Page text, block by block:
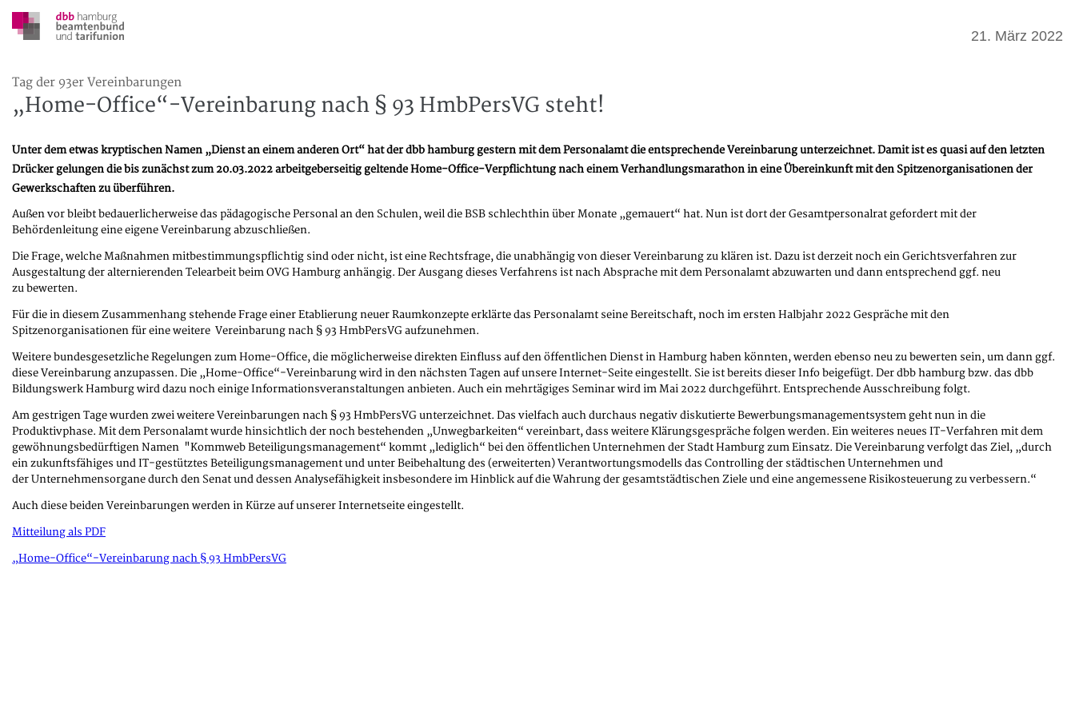
Tag der 93er Vereinbarungen
„Home-Office“-Vereinbarung nach § 93 HmbPersVG steht!
21. März 2022
Unter dem etwas kryptischen Namen „Dienst an einem anderen Ort“ hat der dbb hamburg gestern mit dem Personalamt die entsprechende Vereinbarung unterzeichnet. Damit ist es quasi auf den letzten
Drücker gelungen die bis zunächst zum 20.03.2022 arbeitgeberseitig geltende Home-Office-Verpflichtung nach einem Verhandlungsmarathon in eine Übereinkunft mit den Spitzenorganisationen der
Gewerkschaften zu überführen.
Außen vor bleibt bedauerlicherweise das pädagogische Personal an den Schulen, weil die BSB schlechthin über Monate „gemauert“ hat. Nun ist dort der Gesamtpersonalrat gefordert mit der
Behördenleitung eine eigene Vereinbarung abzuschließen.
Die Frage, welche Maßnahmen mitbestimmungspflichtig sind oder nicht, ist eine Rechtsfrage, die unabhängig von dieser Vereinbarung zu klären ist. Dazu ist derzeit noch ein Gerichtsverfahren zur
Ausgestaltung der alternierenden Telearbeit beim OVG Hamburg anhängig. Der Ausgang dieses Verfahrens ist nach Absprache mit dem Personalamt abzuwarten und dann entsprechend ggf. neu
zu bewerten.
Für die in diesem Zusammenhang stehende Frage einer Etablierung neuer Raumkonzepte erklärte das Personalamt seine Bereitschaft, noch im ersten Halbjahr 2022 Gespräche mit den
Spitzenorganisationen für eine weitere Vereinbarung nach § 93 HmbPersVG aufzunehmen.
Weitere bundesgesetzliche Regelungen zum Home-Office, die möglicherweise direkten Einfluss auf den öffentlichen Dienst in Hamburg haben könnten, werden ebenso neu zu bewerten sein, um dann ggf.
diese Vereinbarung anzupassen. Die „Home-Office“-Vereinbarung wird in den nächsten Tagen auf unsere Internet-Seite eingestellt. Sie ist bereits dieser Info beigefügt. Der dbb hamburg bzw. das dbb
Bildungswerk Hamburg wird dazu noch einige Informationsveranstaltungen anbieten. Auch ein mehrtägiges Seminar wird im Mai 2022 durchgeführt. Entsprechende Ausschreibung folgt.
Am gestrigen Tage wurden zwei weitere Vereinbarungen nach § 93 HmbPersVG unterzeichnet. Das vielfach auch durchaus negativ diskutierte Bewerbungsmanagementsystem geht nun in die
Produktivphase. Mit dem Personalamt wurde hinsichtlich der noch bestehenden „Unwegbarkeiten“ vereinbart, dass weitere Klärungsgespräche folgen werden. Ein weiteres neues IT-Verfahren mit dem
gewöhnungsbedürftigen Namen "Kommweb Beteiligungsmanagement“ kommt „lediglich“ bei den öffentlichen Unternehmen der Stadt Hamburg zum Einsatz. Die Vereinbarung verfolgt das Ziel, „durch
ein zukunftsfähiges und IT-gestütztes Beteiligungsmanagement und unter Beibehaltung des (erweiterten) Verantwortungsmodells das Controlling der städtischen Unternehmen und
der Unternehmensorgane durch den Senat und dessen Analysefähigkeit insbesondere im Hinblick auf die Wahrung der gesamtstädtischen Ziele und eine angemessene Risikosteuerung zu verbessern.“
Auch diese beiden Vereinbarungen werden in Kürze auf unserer Internetseite eingestellt.
Mitteilung als PDF
„Home-Office“-Vereinbarung nach § 93 HmbPersVG